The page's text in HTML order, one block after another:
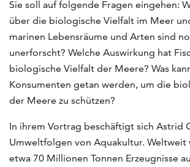
Sie soll auf folgende Fragen eingehen:
über die biologische Vielfalt im Meer
marinen Lebensräume und Arten sind
unerforscht? Welche Auswirkung hat
biologische Vielfalt der Meere? Was
Konsumenten getan werden, um die
der Meere zu schützen?
In ihrem Vortrag beschäftigt sich Astrid
Umweltfolgen von Aquakultur. Weltweit
etwa 70 Millionen Tonnen Erzeugnisse